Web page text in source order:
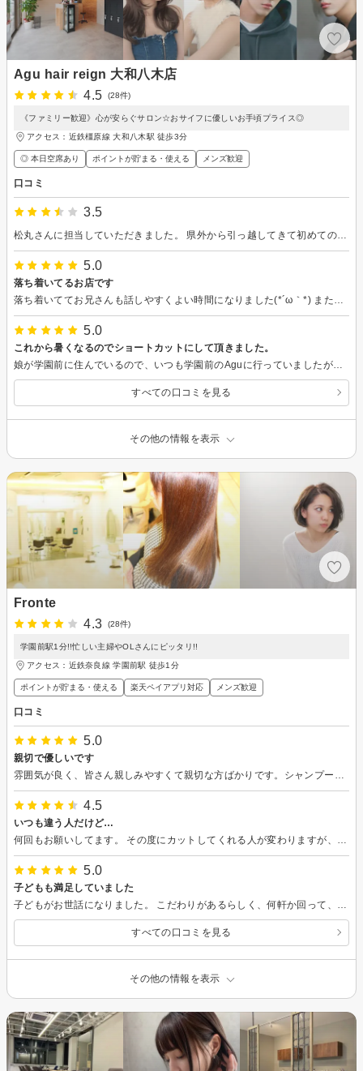
Agu hair reign 大和八木店
4.5
(28件)
《ファミリー歓迎》心が安らぐサロン☆おサイフに優しいお手頃プライス◎
アクセス：近鉄橿原線 大和八木駅 徒歩3分
◎ 本日空席あり ポイントが貯まる・使える メンズ歓迎
口コミ
3.5
松丸さんに担当していただきました。 県外から引っ越してきて初めての美容室、初めてお願いするスタイリストさんだったので不安もありましたが、丁寧に施術していただきました。 入店した時ちょっとそっけない感じだったので、個人的にはあそこで笑顔だったら嬉しかったなと 笑 またお願いしようと思ってます。
5.0
落ち着いてるお店です
5.0
これから暑くなるのでショートカットにして頂きました。
娘が学園前に住んでいるので、いつも学園前のAguに行っていましたが、家の近くの八木駅前にあるって分かって初めて行きました。駅の近くって書いていたのですが、すぐ分からなかったです。
すべての口コミを見る
その他の情報を表示
Fronte
4.3
(28件)
学園前駅1分!!忙しい主婦やOLさんにピッタリ!!
アクセス：近鉄奈良線 学園前駅 徒歩1分
ポイントが貯まる・使える 楽天ペイアプリ対応 メンズ歓迎
口コミ
5.0
親切で優しいです
4.5
いつも違う人だけど…
5.0
子どもも満足していました
すべての口コミを見る
その他の情報を表示